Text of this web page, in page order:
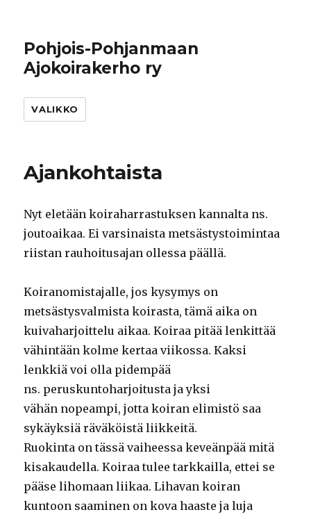
Pohjois-Pohjanmaan
Ajokoirakerho ry
VALIKKO
Ajankohtaista
Nyt eletään koiraharrastuksen kannalta ns.
joutoaikaa. Ei varsinaista metsästystoimintaa
riistan rauhoitusajan ollessa päällä.
Koiranomistajalle, jos kysymys on
metsästysvalmista koirasta, tämä aika on
kuivaharjoittelu aikaa. Koiraa pitää lenkittää
vähintään kolme kertaa viikossa. Kaksi
lenkkiä voi olla pidempää
ns. peruskuntoharjoitusta ja yksi
vähän nopeampi, jotta koiran elimistö saa
sykäyksiä räväköistä liikkeitä.
Ruokinta on tässä vaiheessa keveänpää mitä
kisakaudella. Koiraa tulee tarkkailla, ettei se
pääse lihomaan liikaa. Lihavan koiran
kuntoon saaminen on kova haaste ja luja